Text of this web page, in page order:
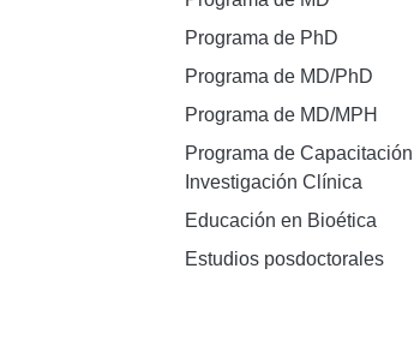
Programa de PhD
Programa de MD/PhD
Programa de MD/MPH
Programa de
Investigación Clínica
Educación en Bioética
Estudios posdoctorales